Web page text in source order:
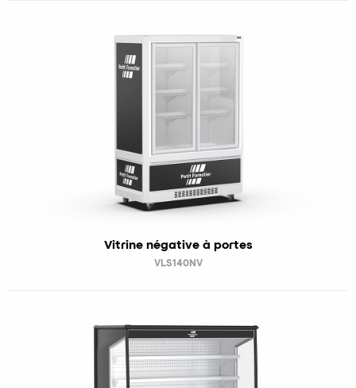
Vitrine négative à portes
VLS140NV